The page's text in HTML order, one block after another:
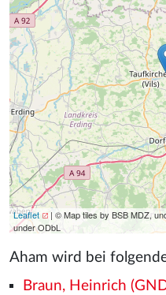
Leaflet
| © Map tiles by BSB MDZ,
under ODbL
Aham wird bei
Braun, Heinrich